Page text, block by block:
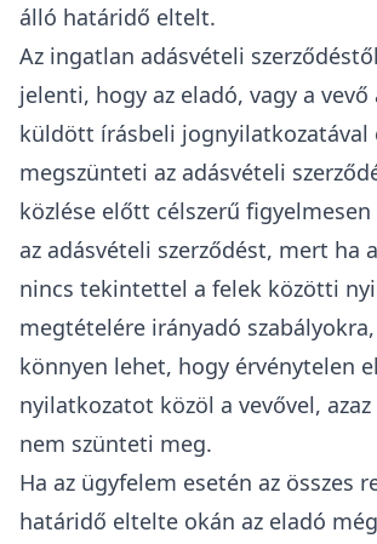
álló határidő eltelt.
Az ingatlan adásvételi szerződéstől
jelenti, hogy az eladó, vagy a
küldött írásbeli jognyilatkozatával
megszünteti az adásvételi
közlése előtt célszerű
az adásvételi szerződést, mert ha
nincs tekintettel a felek közötti
megtételére irányadó
könnyen lehet, hogy érvénytelen
nyilatkozatot közöl a vevővel, azaz
nem szünteti meg.
Ha az ügyfelem esetén az összes
határidő eltelte okán az eladó